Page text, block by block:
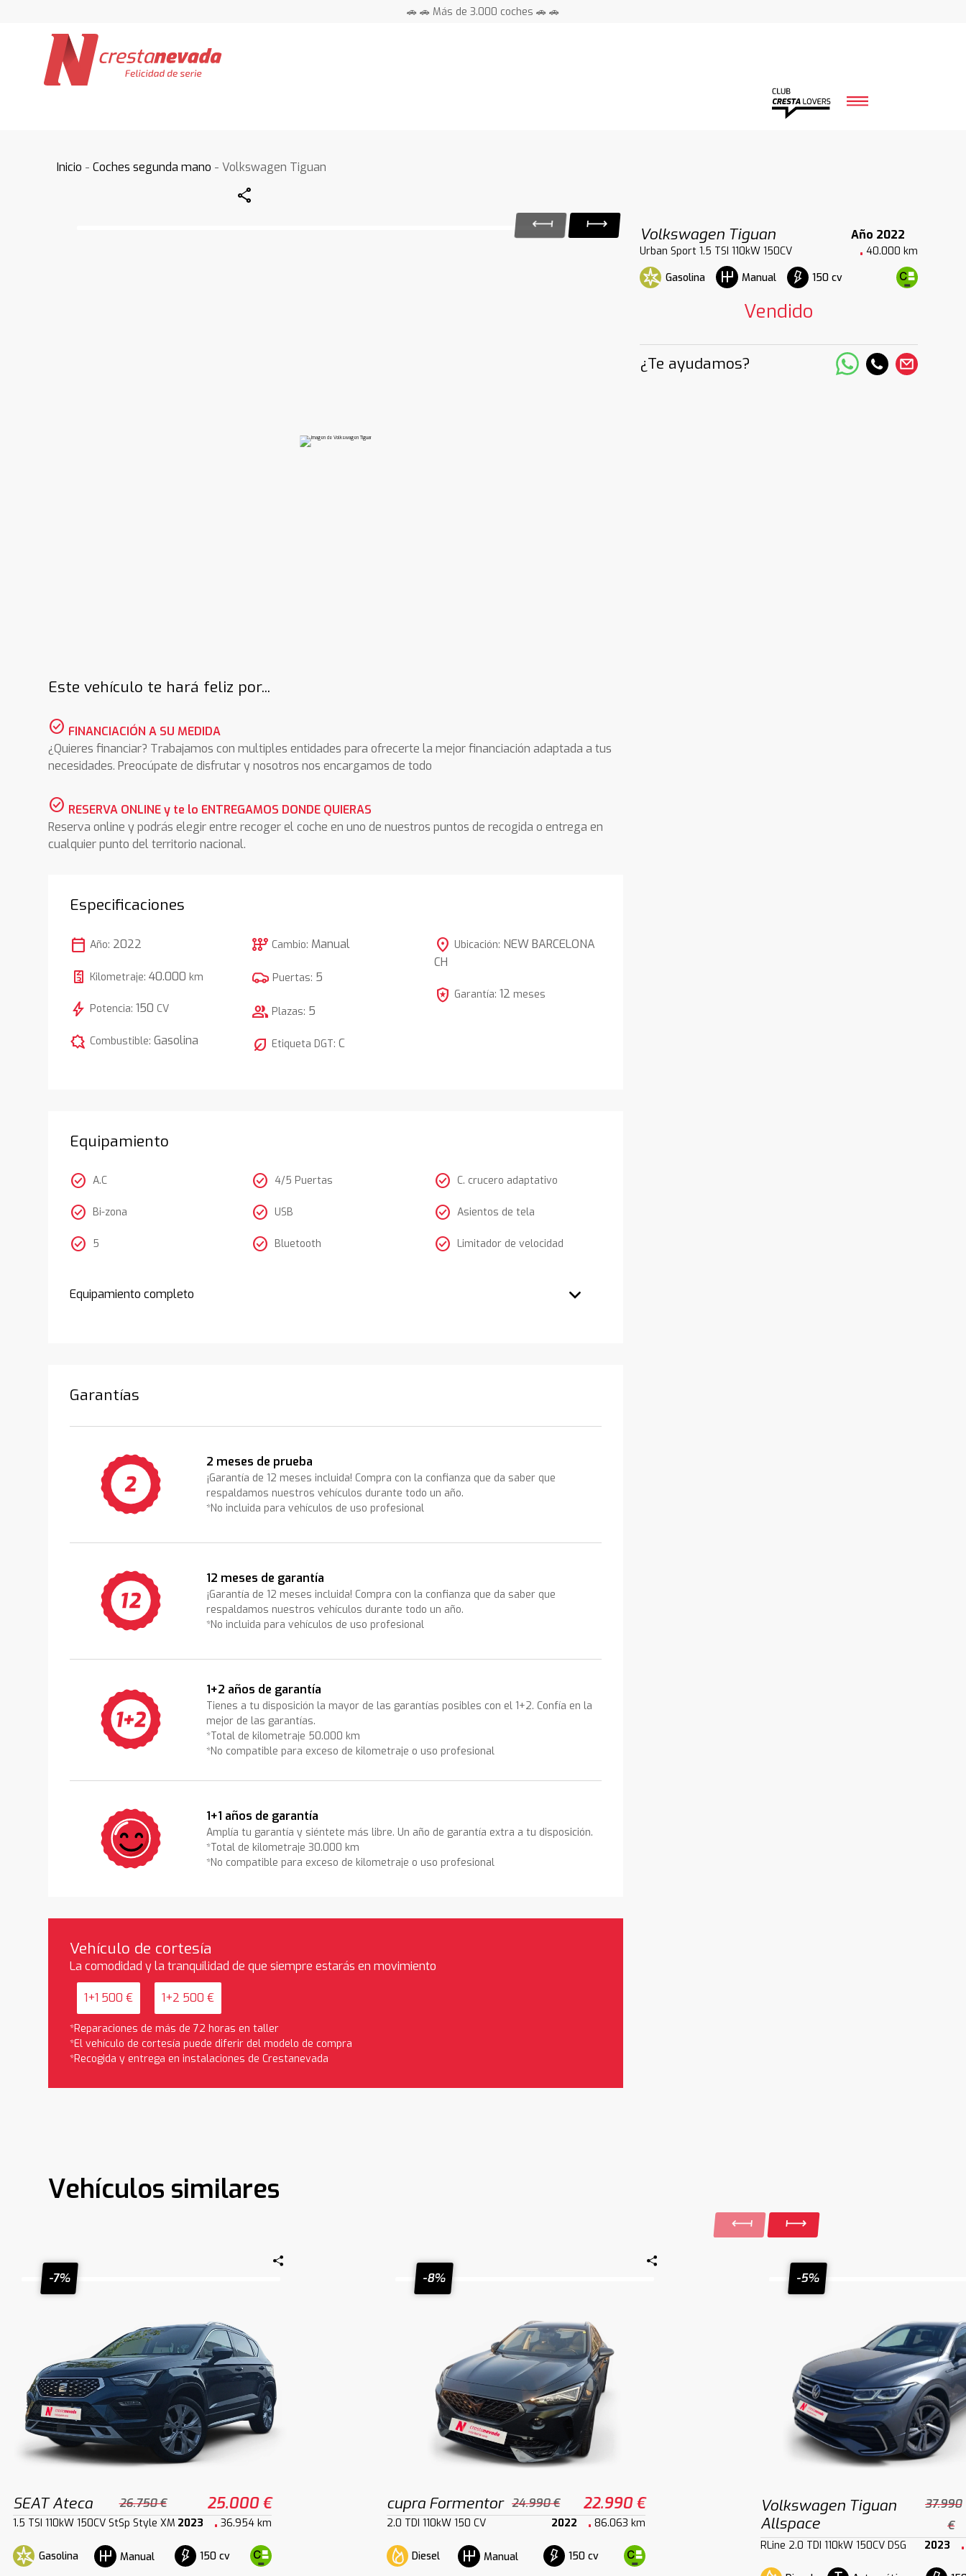
🚗 🚗 Más de 3.000 coches 🚗 🚗
Inicio -Coches segunda mano - Volkswagen Tiguan
Share
Volkswagen Tiguan
Año 2022
Urban Sport 1.5 TSI 110kW 150CV
40.000 km
Gasolina
Manual 150 cv
Vendido
¿Te ayudamos?
Este vehículo te hará feliz por...
check_circle FINANCIACIÓN A SU MEDIDA
¿Quieres financiar? Trabajamos con multiples entidades para ofrecerte la mejor financiación adaptada a tus
necesidades. Preocúpate de disfrutar y nosotros nos encargamos de todo
check_circle RESERVA ONLINE y te lo ENTREGAMOS DONDE QUIERAS
Reserva online y podrás elegir entre recoger el coche en uno de nuestros puntos de recogida o entrega en
cualquier punto del territorio nacional.
Especificaciones
calendar_today Año: 2022
Kilometraje:40.000 km
bolt Potencia:150 CV
comic_bubble Combustible:Gasolina
auto_transmission Cambio: Manual
Puertas: 5
group Plazas: 5
nest_eco_leaf Etiqueta DGT:C
location_on Ubicación: NEW BARCELONA
CH
local_police Garantía: 12 meses
Equipamiento
check_circle A.C
check_circle Bi-zona
check_circle 5
check_circle 4/5 Puertas
check_circle USB
check_circle Bluetooth
check_circle C. crucero adaptativo
check_circle Asientos de tela
check_circle Limitador de velocidad
Equipamiento completo
Garantías
2 meses de prueba
¡Garantía de 12 meses incluida! Compra con la confianza que da saber que
respaldamos nuestros vehículos durante todo un año.
*No incluida para vehículos de uso profesional
12 meses de garantía
¡Garantía de 12 meses incluida! Compra con la confianza que da saber que
respaldamos nuestros vehículos durante todo un año.
*No incluida para vehículos de uso profesional
1+2 años de garantía
Tienes a tu disposición la mayor de las garantías posibles con el 1+2. Confía en la
mejor de las garantías.
*Total de kilometraje 50.000 km
*No compatible para exceso de kilometraje o uso profesional
1+1 años de garantía
Amplía tu garantía y siéntete más libre. Un año de garantía extra a tu disposición.
*Total de kilometraje 30.000 km
*No compatible para exceso de kilometraje o uso profesional
Vehículo de cortesía
La comodidad y la tranquilidad de que siempre estarás en movimiento
1+1 500 € 1+2 500 €
*Reparaciones de más de 72 horas en taller
*El vehículo de cortesía puede diferir del modelo de compra
*Recogida y entrega en instalaciones de Crestanevada
Vehículos similares
-7%
SEAT Ateca 26.750 € 25.000 €
1.5 TSI 110kW 150CV StSp Style XM 2023 36.954 km
Gasolina Manual 150 cv
-8%
cupra Formentor 24.990 € 22.990 €
2.0 TDI 110kW 150 CV 2022 86.063 km
Diesel Manual 150 cv
-5%
Volkswagen Tiguan
Allspace
37.990
€
RLine 2.0 TDI 110kW 150CV DSG 2023